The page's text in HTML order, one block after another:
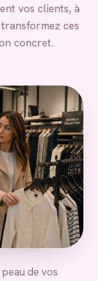
vos clients, à
ces
concret.
de vos